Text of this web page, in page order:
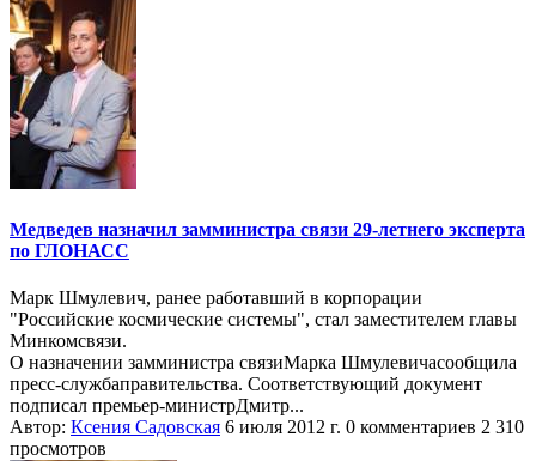
Медведев назначил замминистра связи 29-летнего эксперта
по ГЛОНАСС
Марк Шмулевич, ранее работавший в корпорации
"Российские космические системы", стал заместителем главы
Минкомсвязи.
О назначении замминистра связиМарка Шмулевичасообщила
пресс-службаправительства. Соответствующий документ
подписал премьер-министрДмитр...
Автор: Ксения Садовская 6 июля 2012 г. 0 комментариев 2 310
просмотров